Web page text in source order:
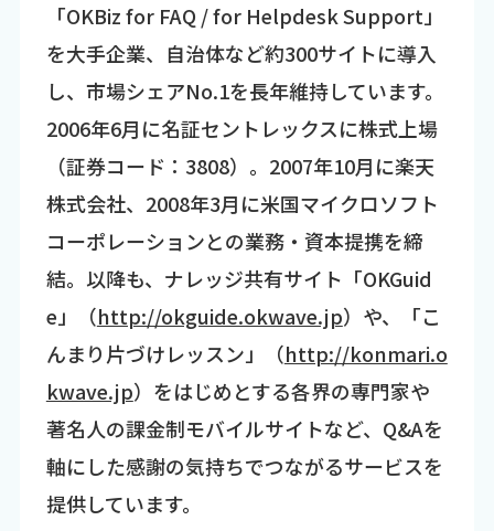
「OKBiz for FAQ / for Helpdesk Support」
を大手企業、自治体など約300サイトに導入
し、市場シェアNo.1を長年維持しています。
2006年6月に名証セントレックスに株式上場
（証券コード：3808）。2007年10月に楽天
株式会社、2008年3月に米国マイクロソフト
コーポレーションとの業務・資本提携を締
結。以降も、ナレッジ共有サイト「OKGuid
e」（http://okguide.okwave.jp）や、「こ
んまり片づけレッスン」（http://konmari.o
kwave.jp）をはじめとする各界の専門家や
著名人の課金制モバイルサイトなど、Q&Aを
軸にした感謝の気持ちでつながるサービスを
提供しています。